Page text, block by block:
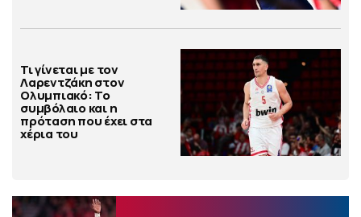
Τι γίνεται με τον
Λαρεντζάκη στον
Ολυμπιακό: Το
συμβόλαιο και η
πρόταση που έχει στα
χέρια του